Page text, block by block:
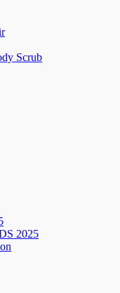
Scrub
2025